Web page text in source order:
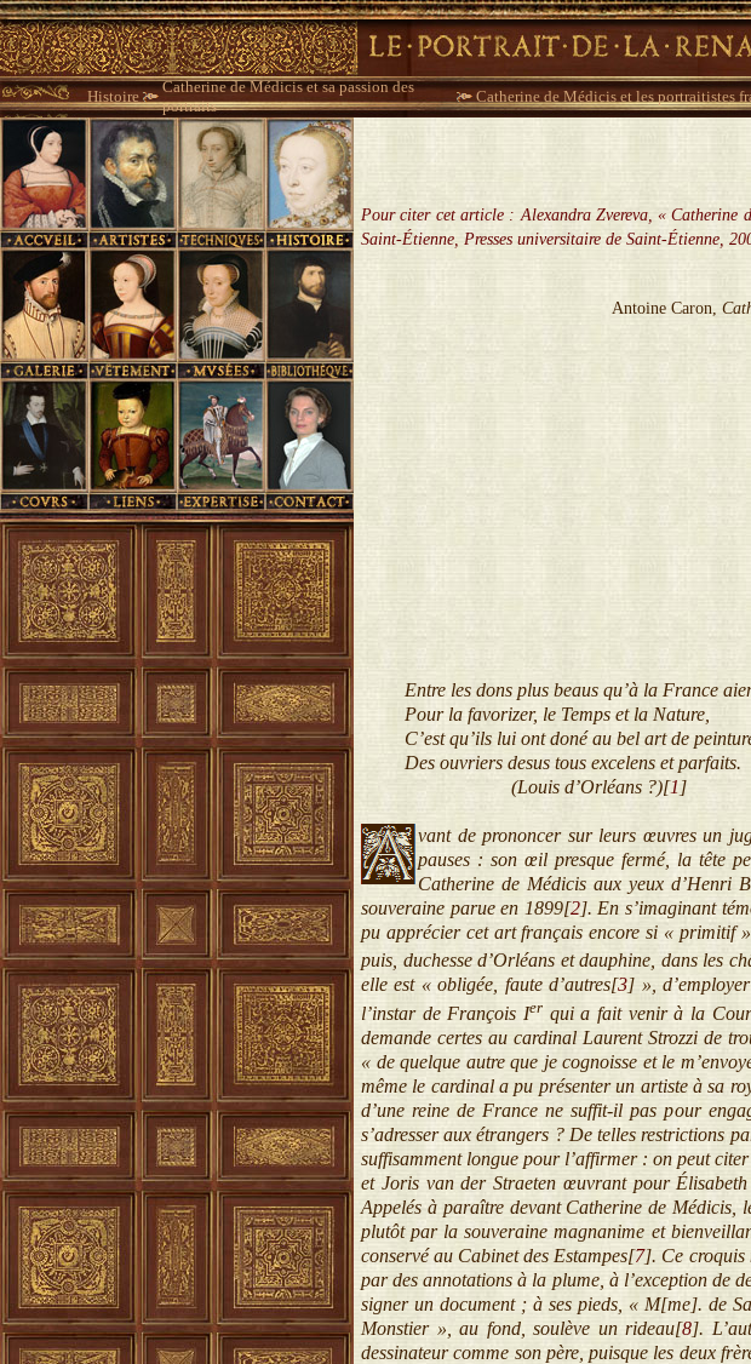
Histoire
Catherine de Médicis et sa passion des
portraits
Catherine de Médicis et les portraitistes
Pour citer cet article : Alexandra Zvereva, « Catherine
Saint-Étienne, Presses universitaire de Saint-Étienne,
Antoine Caron,
Entre les dons plus beaus qu’à la France
Pour la favorizer, le Temps et la Nature,
C’est qu’ils lui ont doné au bel art de
Des ouvriers desus tous excelens et parfaits.
(Louis d’Orléans ?)[1 ]
vant de prononcer sur leurs œuvres un
pauses : son œil presque fermé, la tête
Catherine de Médicis aux yeux d’Henri
souveraine parue en 1899[2]. En s’imaginant
pu apprécier cet art français encore si « primitif
puis, duchesse d’Orléans et dauphine, dans les
elle est « obligée, faute d’autres[3] »,
l’instar de François Ier qui a fait venir à la
demande certes au cardinal Laurent Strozzi de
« de quelque autre que je cognoisse et le
même le cardinal a pu présenter un artiste à sa
d’une reine de France ne suffit-il pas pour
s’adresser aux étrangers ? De telles restrictions
suffisamment longue pour l’affirmer : on peut
et Joris van der Straeten œuvrant pour
Appelés à paraître devant Catherine de Médicis,
plutôt par la souveraine magnanime et
conservé au Cabinet des Estampes[7]. Ce croquis
par des annotations à la plume, à l’exception de
signer un document ; à ses pieds, « M[me]. de
Monstier », au fond, soulève un rideau[8].
dessinateur comme son père, puisque les deux